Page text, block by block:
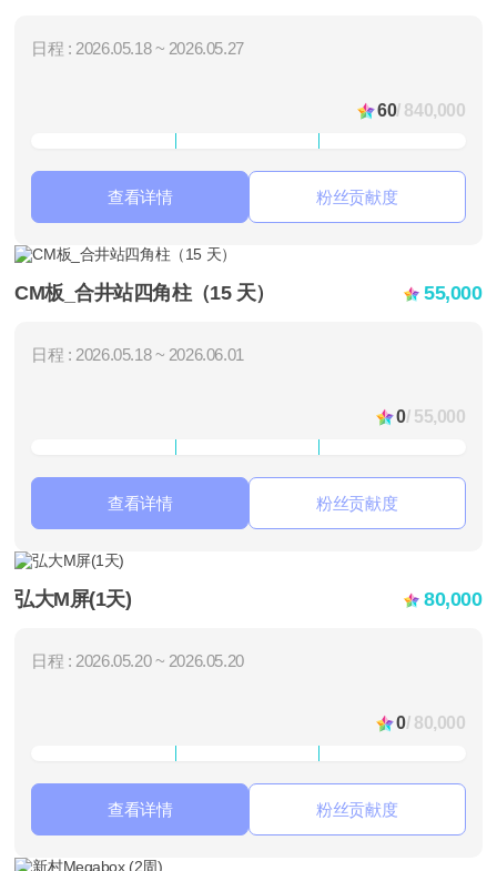
日程 : 2026.05.18 ~ 2026.05.27
60/ 840,000
查看详情 粉丝贡献度
CM板_合井站四角柱（15 天） 55,000
日程 : 2026.05.18 ~ 2026.06.01
0/ 55,000
查看详情 粉丝贡献度
弘大M屏(1天) 80,000
日程 : 2026.05.20 ~ 2026.05.20
0/ 80,000
查看详情 粉丝贡献度